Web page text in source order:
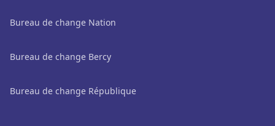
Bureau de change Nation
Bureau de change Bercy
Bureau de change République